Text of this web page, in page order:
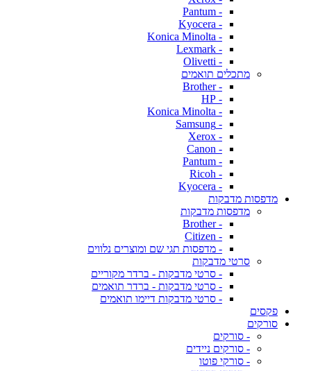
- Pantum
- Kyocera
- Konica Minolta
- Lexmark
- Olivetti
מתכלים תואמים
- Brother
- HP
- Konica Minolta
- Samsung
- Xerox
- Canon
- Pantum
- Ricoh
- Kyocera
מדפסות מדבקות
מדפסות מדבקות
- Brother
- Citizen
- מדפסות תגי שם ומוצרים נלווים
סרטי מדבקות
- סרטי מדבקות - ברדר מקוריים
- סרטי מדבקות - ברדר תואמים
- סרטי מדבקות דיימו תואמים
פקסים
סורקים
- סורקים
- סורקים ניידים
- סורקי פוטו